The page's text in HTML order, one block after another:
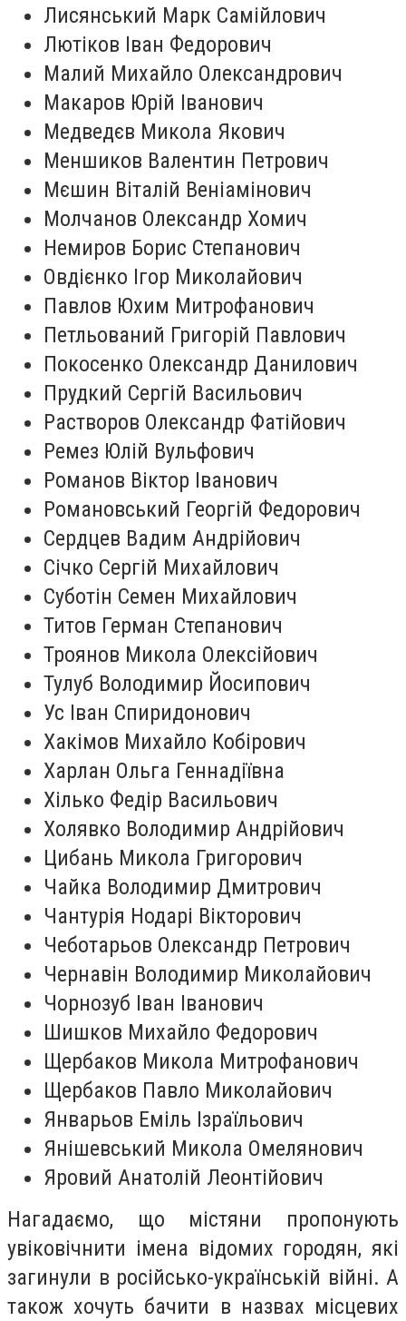
Лисянський Марк Самійлович
Лютіков Іван Федорович
Малий Михайло Олександрович
Макаров Юрій Іванович
Медведєв Микола Якович
Меншиков Валентин Петрович
Мєшин Віталій Веніамінович
Молчанов Олександр Хомич
Немиров Борис Степанович
Овдієнко Ігор Миколайович
Павлов Юхим Митрофанович
Петльований Григорій Павлович
Покосенко Олександр Данилович
Прудкий Сергій Васильович
Растворов Олександр Фатійович
Ремез Юлій Вульфович
Романов Віктор Іванович
Романовський Георгій Федорович
Сердцев Вадим Андрійович
Січко Сергій Михайлович
Суботін Семен Михайлович
Титов Герман Степанович
Троянов Микола Олексійович
Тулуб Володимир Йосипович
Ус Іван Спиридонович
Хакімов Михайло Кобірович
Харлан Ольга Геннадіївна
Хілько Федір Васильович
Холявко Володимир Андрійович
Цибань Микола Григорович
Чайка Володимир Дмитрович
Чантурія Нодарі Вікторович
Чеботарьов Олександр Петрович
Чернавін Володимир Миколайович
Чорнозуб Іван Іванович
Шишков Михайло Федорович
Щербаков Микола Митрофанович
Щербаков Павло Миколайович
Январьов Еміль Ізраїльович
Янішевський Микола Омелянович
Яровий Анатолій Леонтійович
Нагадаємо, що містяни пропонують
увіковічнити імена відомих городян, які
загинули в російсько-українській війні. А
також хочуть бачити в назвах місцевих